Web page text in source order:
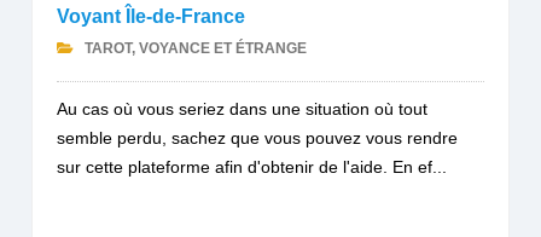
Voyant Île-de-France
TAROT, VOYANCE ET ÉTRANGE
Au cas où vous seriez dans une situation où tout
semble perdu, sachez que vous pouvez vous rendre
sur cette plateforme afin d'obtenir de l'aide. En ef...